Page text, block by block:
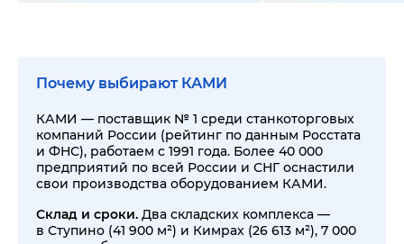
Почему выбирают КАМИ
КАМИ — поставщик № 1 среди станкоторговых
компаний России (рейтинг по данным Росстата
и ФНС), работаем с 1991 года. Более 40 000
предприятий по всей России и СНГ оснастили
свои производства оборудованием КАМИ.
Склад и сроки. Два складских комплекса —
в Ступино (41 900 м²) и Кимрах (26 613 м²), 7 000